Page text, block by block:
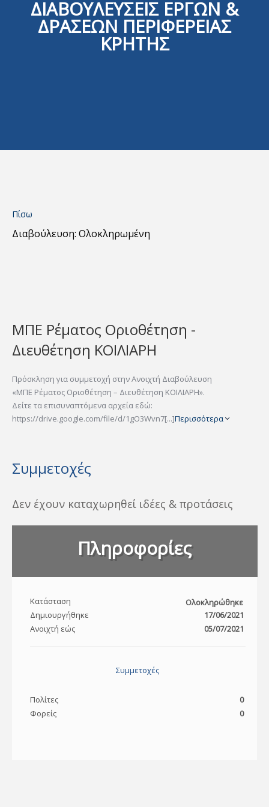
ΔΙΑΒΟΥΛΕΥΣΕΙΣ ΕΡΓΩΝ &
ΔΡΑΣΕΩΝ ΠΕΡΙΦΕΡΕΙΑΣ
ΚΡΗΤΗΣ
Πίσω
Διαβούλευση: Ολοκληρωμένη
ΜΠΕ Ρέματος Οριοθέτηση -
Διευθέτηση ΚΟΙΛΙΑΡΗ
Πρόσκληση για συμμετοχή στην Ανοιχτή Διαβούλευση
«ΜΠΕ Ρέματος Οριοθέτηση – Διευθέτηση ΚΟΙΛΙΑΡΗ».
Δείτε τα επισυναπτόμενα αρχεία εδώ:
https://drive.google.com/file/d/1gO3Wvn7[...]Περισσότερα
Συμμετοχές
Δεν έχουν καταχωρηθεί ιδέες & προτάσεις
Πληροφορίες
Κατάσταση
Ολοκληρώθηκε
Δημιουργήθηκε
17/06/2021
Ανοιχτή εώς
05/07/2021
Συμμετοχές
Πολίτες
0
Φορείς
0